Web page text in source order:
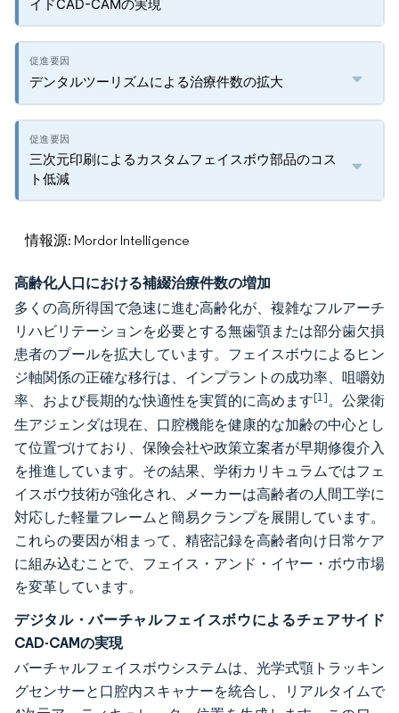
イドCAD-CAMの実現
デンタルツーリズムによる治療件数の拡大
三次元印刷によるカスタムフェイスボウ部品のコス
ト低減
情報源: Mordor Intelligence
高齢化人口における補綴治療件数の増加
多くの高所得国で急速に進む高齢化が、複雑なフルアーチ
リハビリテーションを必要とする無歯顎または部分歯欠損
患者のプールを拡大しています。フェイスボウによるヒン
ジ軸関係の正確な移行は、インプラントの成功率、咀嚼効
率、および長期的な快適性を実質的に高めます[1]。公衆衛
生アジェンダは現在、口腔機能を健康的な加齢の中心とし
て位置づけており、保険会社や政策立案者が早期修復介入
を推進しています。その結果、学術カリキュラムではフェ
イスボウ技術が強化され、メーカーは高齢者の人間工学に
対応した軽量フレームと簡易クランプを展開しています。
これらの要因が相まって、精密記録を高齢者向け日常ケア
に組み込むことで、フェイス・アンド・イヤー・ボウ市場
を変革しています。
デジタル・バーチャルフェイスボウによるチェアサイド
CAD-CAMの実現
バーチャルフェイスボウシステムは、光学式顎トラッキン
グセンサーと口腔内スキャナーを統合し、リアルタイムで